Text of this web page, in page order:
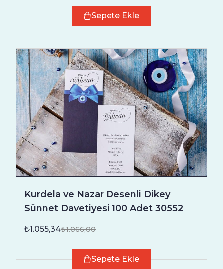
Sepete Ekle
Kurdela ve Nazar Desenli Dikey
Sünnet Davetiyesi 100 Adet 30552
₺1.055,34₺1.066,00
Sepete Ekle